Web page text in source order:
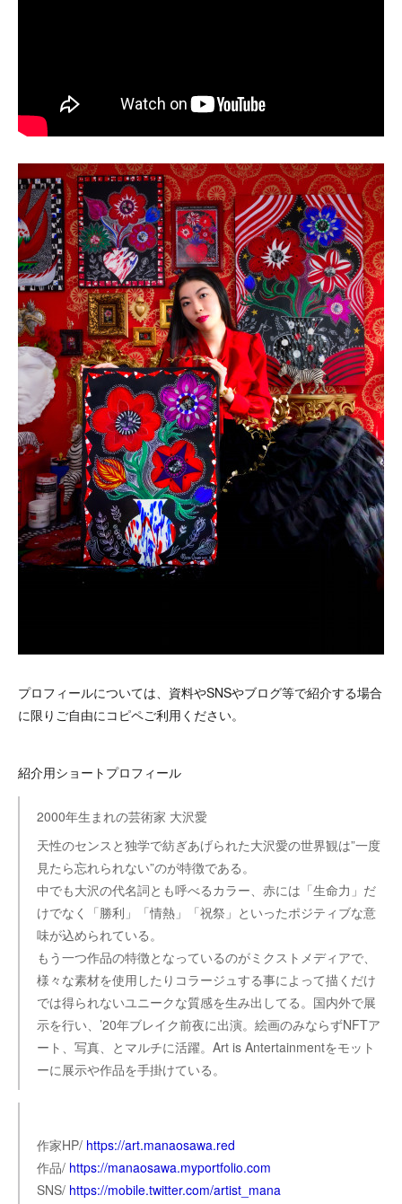
プロフィールについては、資料やSNSやブログ等で紹介する場合
に限りご自由にコピペご利用ください。
紹介用ショートプロフィール
2000年生まれの芸術家 大沢愛
天性のセンスと独学で紡ぎあげられた大沢愛の世界観は”一度
見たら忘れられない”のが特徴である。
中でも大沢の代名詞とも呼べるカラー、赤には「生命力」だ
けでなく「勝利」「情熱」「祝祭」といったポジティブな意
味が込められている。
もう一つ作品の特徴となっているのがミクストメディアで、
様々な素材を使用したりコラージュする事によって描くだけ
では得られないユニークな質感を生み出してる。国内外で展
示を行い、’20年ブレイク前夜に出演。絵画のみならずNFTア
ート、写真、とマルチに活躍。Art is Antertainmentをモット
ーに展示や作品を手掛けている。
作家HP/ https://art.manaosawa.red
作品/ https://manaosawa.myportfolio.com
SNS/ https://mobile.twitter.com/artist_mana